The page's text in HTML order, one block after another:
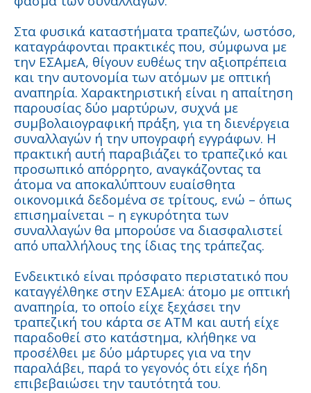
Στα φυσικά καταστήματα τραπεζών, ωστόσο,
καταγράφονται πρακτικές που, σύμφωνα με
την ΕΣΑμεΑ, θίγουν ευθέως την αξιοπρέπεια
και την αυτονομία των ατόμων με οπτική
αναπηρία. Χαρακτηριστική είναι η απαίτηση
παρουσίας δύο μαρτύρων, συχνά με
συμβολαιογραφική πράξη, για τη διενέργεια
συναλλαγών ή την υπογραφή εγγράφων. Η
πρακτική αυτή παραβιάζει το τραπεζικό και
προσωπικό απόρρητο, αναγκάζοντας τα
άτομα να αποκαλύπτουν ευαίσθητα
οικονομικά δεδομένα σε τρίτους, ενώ – όπως
επισημαίνεται – η εγκυρότητα των
συναλλαγών θα μπορούσε να διασφαλιστεί
από υπαλλήλους της ίδιας της τράπεζας.
Ενδεικτικό είναι πρόσφατο περιστατικό που
καταγγέλθηκε στην ΕΣΑμεΑ: άτομο με οπτική
αναπηρία, το οποίο είχε ξεχάσει την
τραπεζική του κάρτα σε ΑΤΜ και αυτή είχε
παραδοθεί στο κατάστημα, κλήθηκε να
προσέλθει με δύο μάρτυρες για να την
παραλάβει, παρά το γεγονός ότι είχε ήδη
επιβεβαιώσει την ταυτότητά του.